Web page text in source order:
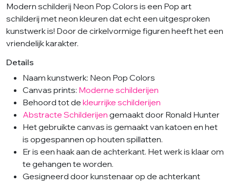
Modern schilderij Neon Pop Colors is een Pop art
schilderij met neon kleuren dat echt een uitgesproken
kunstwerk is! Door de cirkelvormige figuren heeft het een
vriendelijk karakter.
Details
Naam kunstwerk: Neon Pop Colors
Canvas prints: Moderne schilderijen
Behoord tot de kleurrijke schilderijen
Abstracte Schilderijen gemaakt door Ronald Hunter
Het gebruikte canvas is gemaakt van katoen en het
is opgespannen op houten spillatten.
Er is een haak aan de achterkant. Het werk is klaar om
te gehangen te worden.
Gesigneerd door kunstenaar op de achterkant